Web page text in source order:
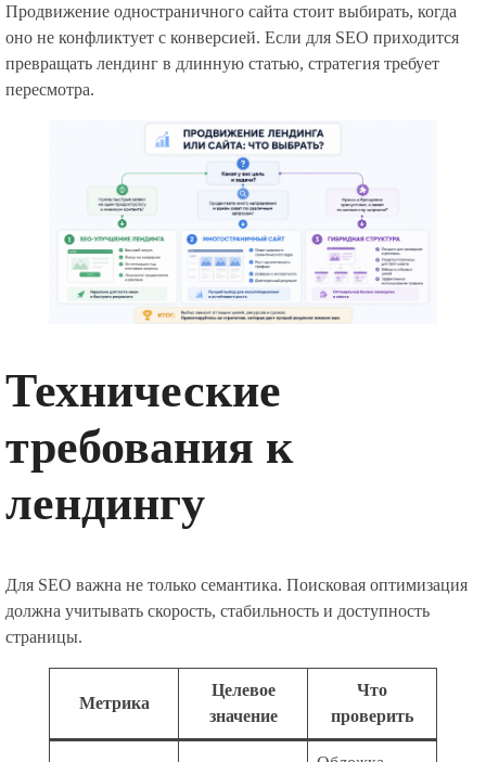
Продвижение одностраничного сайта стоит выбирать, когда
оно не конфликтует с конверсией. Если для SEO приходится
превращать лендинг в длинную статью, стратегия требует
пересмотра.
Технические
требования к
лендингу
Для SEO важна не только семантика. Поисковая оптимизация
должна учитывать скорость, стабильность и доступность
страницы.
Метрика
Целевое
значение
Что
проверить